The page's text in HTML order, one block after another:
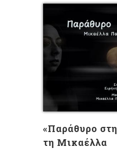
«Παράθυρο
τη Μικαέλλα